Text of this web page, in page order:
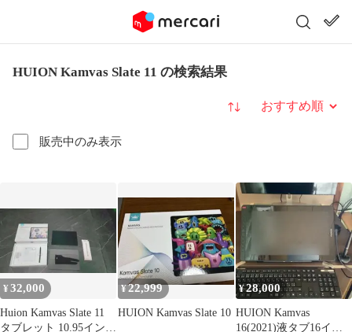
HUION Kamvas Slate 11 の検索結果
販売中のみ表示
並び替え
¥32,000
Huion Kamvas Slate 11
タブレット 10.95インチ
¥22,999
HUION Kamvas Slate 10
¥28,000
HUION Kamvas
16(2021)液タブ16イン